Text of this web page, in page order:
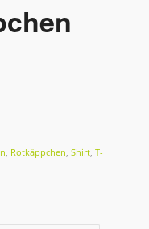
, Rotkäppchen, Shirt, T-